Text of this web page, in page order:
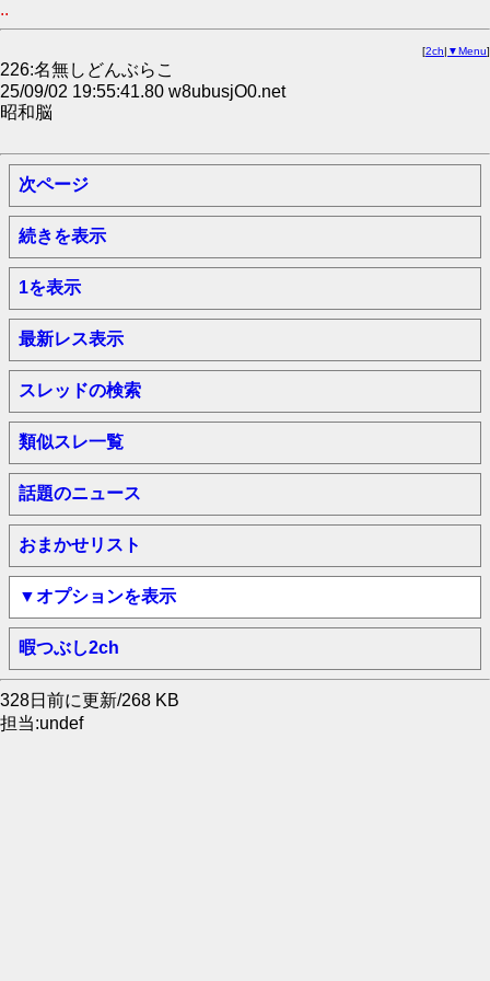
..
[2ch| ▼Menu]
226:名無しどんぶらこ
25/09/02 19:55:41.80 w8ubusjO0.net
昭和脳
次ページ
続きを表示
1を表示
最新レス表示
スレッドの検索
類似スレ一覧
話題のニュース
おまかせリスト
▼オプションを表示
暇つぶし2ch
328日前に更新/268 KB
担当:undef